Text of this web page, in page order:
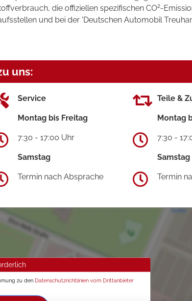
die offiziellen spezifischen CO2-
und bei der 'Deutschen Automobil
uns:
Service
Montag bis Freitag
7:30 - 17:00 Uhr
Samstag
Termin nach Absprache
Teile &
Montag
7:30 -
Samstag
Termin
zu den Datenschutzrichtlinien vom Drittanbieter